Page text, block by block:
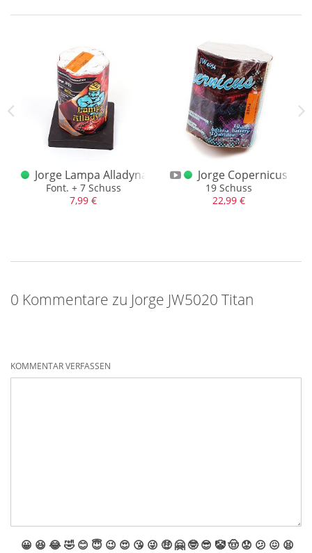
Schuss (1.3G)
Jorge Lampa Alladyna
Font. + 7 Schuss
7,99 €
Jorge Copernicus
19 Schuss
22,99 €
0 Kommentare zu Jorge JW5020 Titan
KOMMENTAR VERFASSEN
😀 😆 😂🤣 😊 😇 😉 😍 😘 😜 🤑 🤗 🤓 😎 🤡🤠 😟 😕 😖 😫